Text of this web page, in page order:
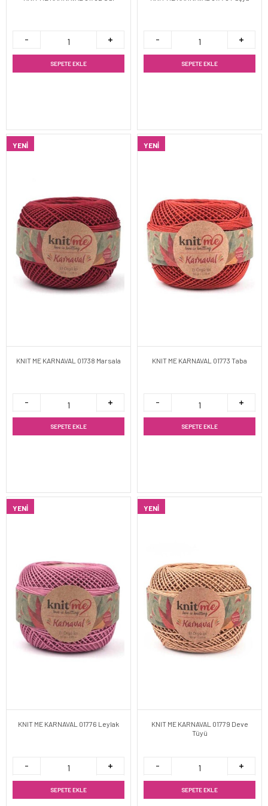
SEPETE EKLE SEPETE EKLE
YENI
KNIT ME KARNAVAL 01738 Marsala
SEPETE EKLE
YENI
KNIT ME KARNAVAL 01773 Taba
SEPETE EKLE
YENI
KNIT ME KARNAVAL 01776 Leylak
SEPETE EKLE
YENI
KNIT ME KARNAVAL 01779 Deve
Tüyü
SEPETE EKLE